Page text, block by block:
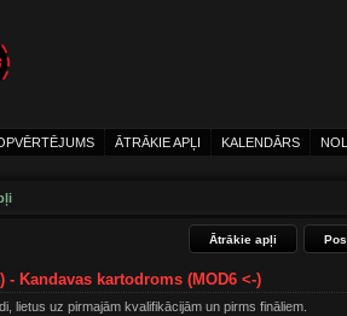
ĀTRĀKIE APĻI KALENDĀRS
Ātrākie apļi
- Kandavas kartodroms (MOD6 <-)
lietus uz pirmajām kvalifikācijām un pirms fināliem.